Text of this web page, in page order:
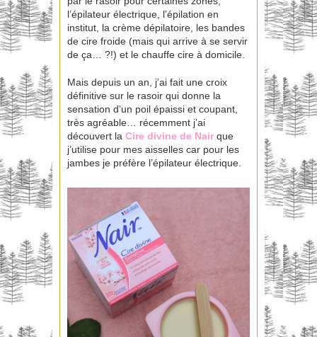
l’épilateur électrique, l’épilation en
institut, la crème dépilatoire, les bandes
de cire froide (mais qui arrive à se servir
de ça… ?!) et le chauffe cire à domicile.
Mais depuis un an, j’ai fait une croix
définitive sur le rasoir qui donne la
sensation d’un poil épaissi et coupant,
très agréable… récemment j’ai
découvert la Cire divine de Nair que
j’utilise pour mes aisselles car pour les
jambes je préfère l’épilateur électrique.